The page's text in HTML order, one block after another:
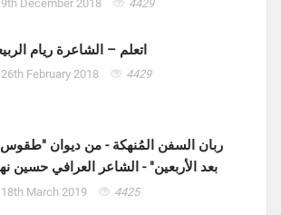
9th December 2018 4429
اتعلم – الشاعرة ريام
26th February 2018 4429
ربان السفن المُنهكة - من ديوان "طقوس
بعد الأربعين" - الشاعر العرافي حسين
18th March 2019 4425